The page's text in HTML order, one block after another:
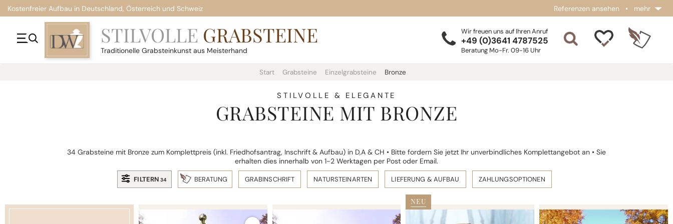
Kostenfreier Aufbau in Deutschland, Österreich und Schweiz Referenzen ansehen • mehr
STILVOLLE GRABSTEINE
TraditionelleGrabsteinkunst aus Meisterhand
Wir freuen uns auf Ihren Anruf
+49 (0)3641 4787525
Beratung Mo-Fr. 09-16 Uhr
Start Grabsteine Einzelgrabsteine Bronze
STILVOLLE & ELEGANTE
GRABSTEINE MIT BRONZE
34 Grabsteine mit Bronze zum Komplettpreis (inkl. Friedhofsantrag, Inschrift & Aufbau) in D,A & CH • Bitte fordern Sie jetzt Ihr unverbindliches Komplettangebot an • Sie
erhalten dies innerhalb von 1-2 Werktagen per Post oder Email.
FILTERN34 BERATUNG GRABINSCHRIFT NATURSTEINARTEN LIEFERUNG & AUFBAU ZAHLUNGSOPTIONEN
CLAIRE
NEU
VICTUS VELLUTO